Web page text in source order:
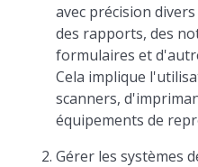
avec précision
des rapports, des
formulaires et
Cela implique
scanners,
équipements de
Gérer les systèmes